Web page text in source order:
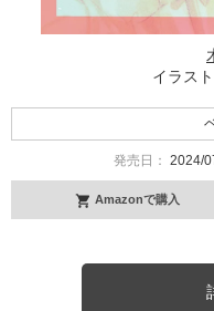
イラス
発売日： 2024/
Amazonで購入